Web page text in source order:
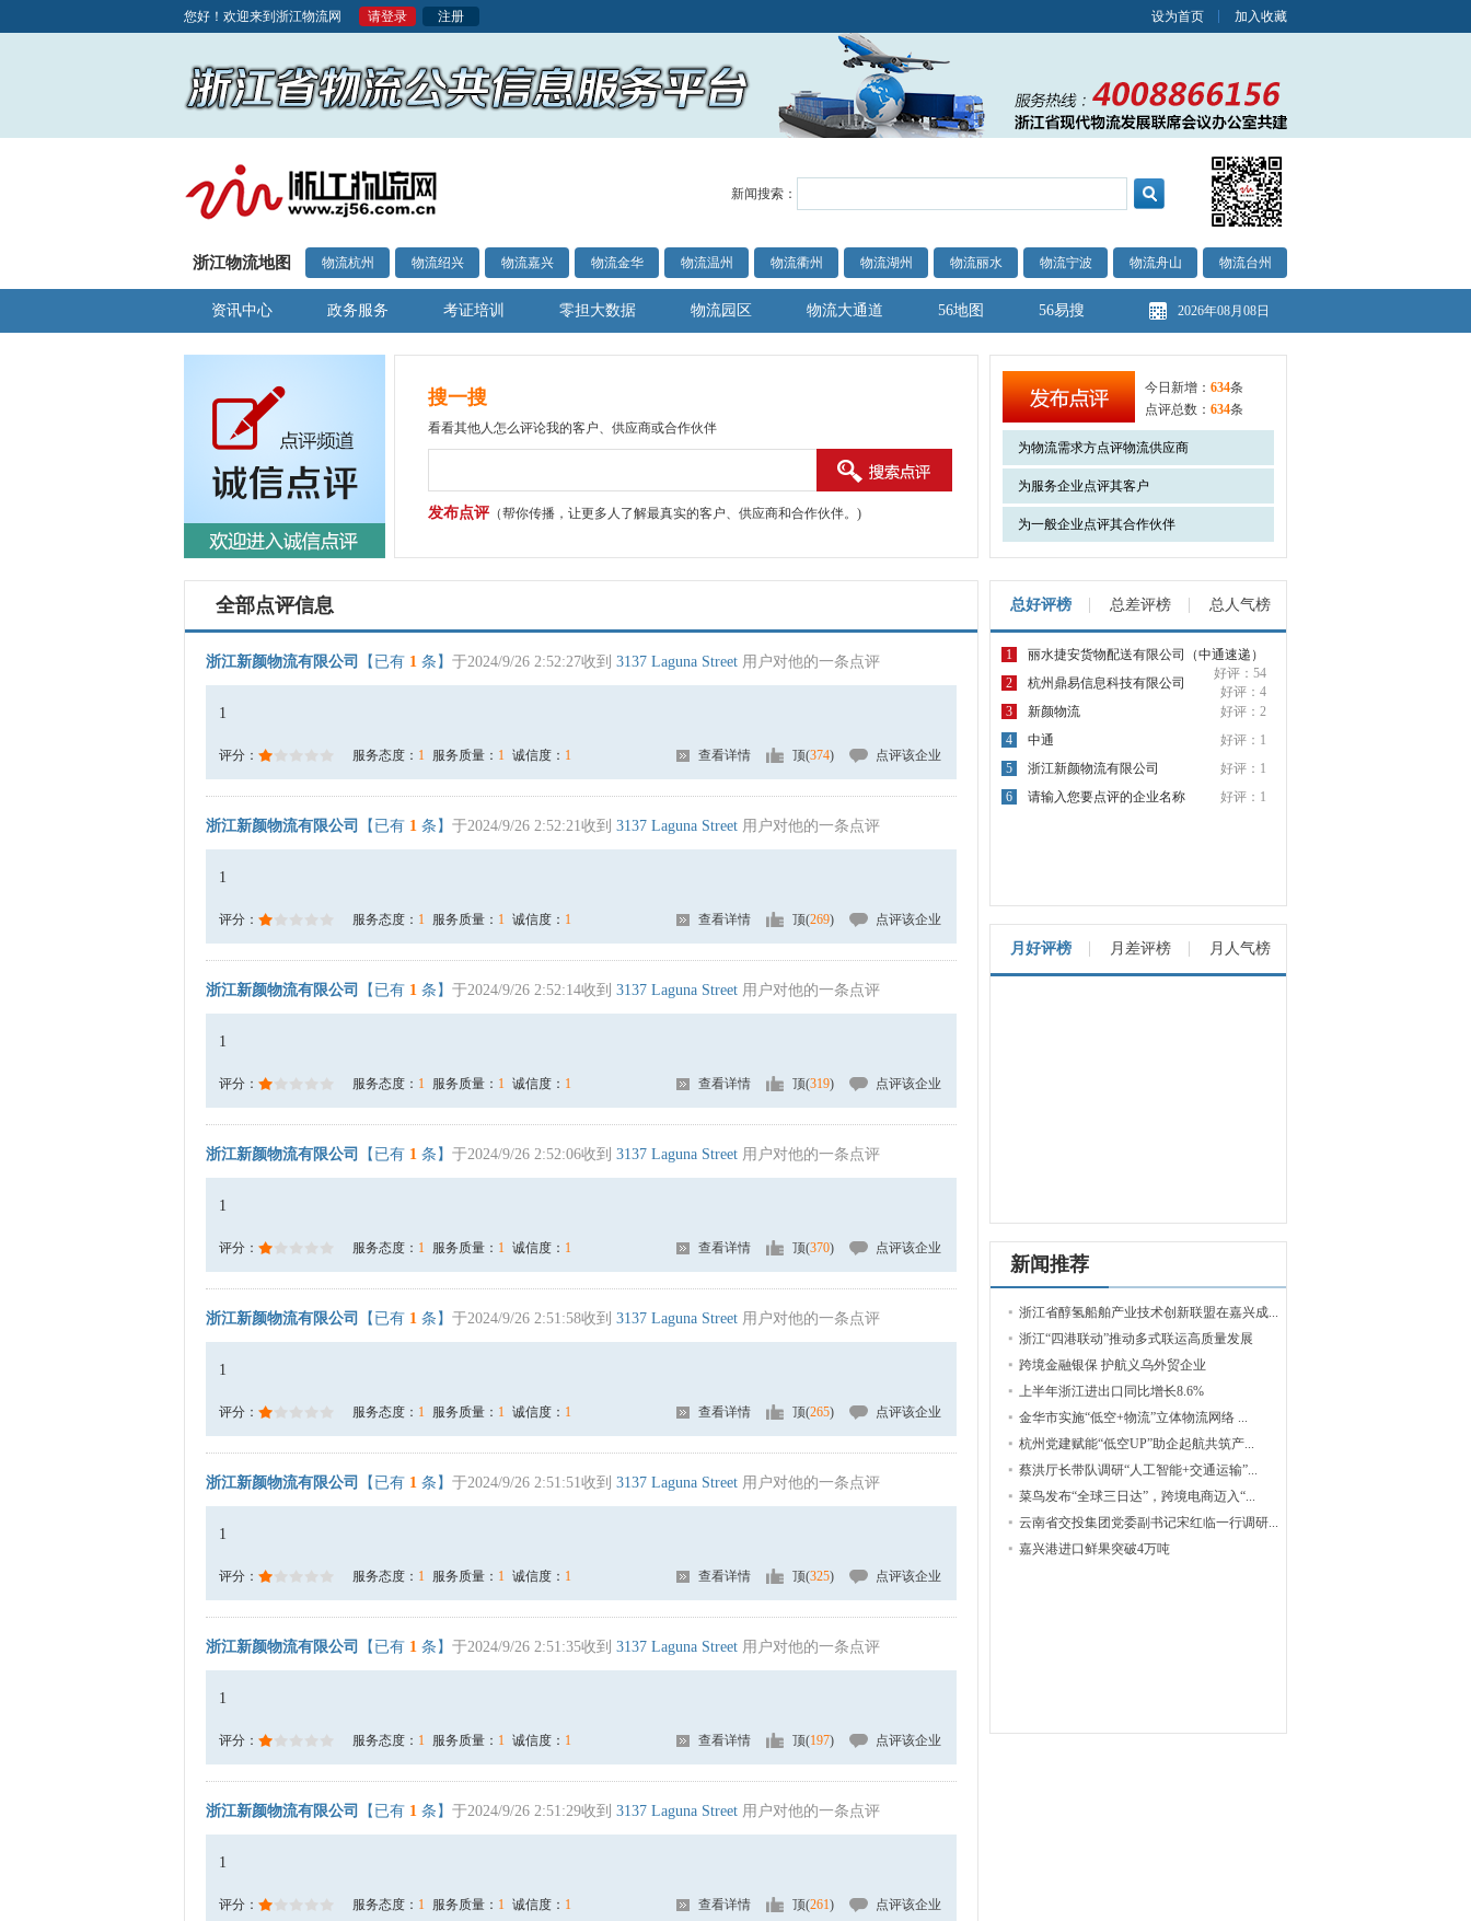
您好！欢迎来到浙江物流网 请登录 注册 设为首页 加入收藏
新闻搜索：
浙江物流地图 物流杭州 物流绍兴 物流嘉兴 物流金华 物流温州 物流衢州 物流湖州 物流丽水 物流宁波 物流舟山 物流台州
资讯中心 政务服务 考证培训 零担大数据 物流园区 物流大通道 56地图 56易搜 2026年08月08日
搜一搜
看看其他人怎么评论我的客户、供应商或合作伙伴
发布点评（帮你传播，让更多人了解最真实的客户、供应商和合作伙伴。)
今日新增： 634条
点评总数： 634条
为物流需求方点评物流供应商
为服务企业点评其客户
为一般企业点评其合作伙伴
全部点评信息
浙江新颜物流有限公司 【已有 1 条】 于2024/9/26 2:52:27收到 3137 Laguna Street 用户对他的一条点评
1
评分： 服务态度： 1 服务质量： 1 诚信度： 1 查看详情 顶(374) 点评该企业
浙江新颜物流有限公司 【已有 1 条】 于2024/9/26 2:52:21收到 3137 Laguna Street 用户对他的一条点评
1
评分： 服务态度： 1 服务质量： 1 诚信度： 1 查看详情 顶(269) 点评该企业
浙江新颜物流有限公司 【已有 1 条】 于2024/9/26 2:52:14收到 3137 Laguna Street 用户对他的一条点评
1
评分： 服务态度： 1 服务质量： 1 诚信度： 1 查看详情 顶(319) 点评该企业
浙江新颜物流有限公司 【已有 1 条】 于2024/9/26 2:52:06收到 3137 Laguna Street 用户对他的一条点评
1
评分： 服务态度： 1 服务质量： 1 诚信度： 1 查看详情 顶(370) 点评该企业
浙江新颜物流有限公司 【已有 1 条】 于2024/9/26 2:51:58收到 3137 Laguna Street 用户对他的一条点评
1
评分： 服务态度： 1 服务质量： 1 诚信度： 1 查看详情 顶(265) 点评该企业
浙江新颜物流有限公司 【已有 1 条】 于2024/9/26 2:51:51收到 3137 Laguna Street 用户对他的一条点评
1
评分： 服务态度： 1 服务质量： 1 诚信度： 1 查看详情 顶(325) 点评该企业
浙江新颜物流有限公司 【已有 1 条】 于2024/9/26 2:51:35收到 3137 Laguna Street 用户对他的一条点评
1
评分： 服务态度： 1 服务质量： 1 诚信度： 1 查看详情 顶(197) 点评该企业
浙江新颜物流有限公司 【已有 1 条】 于2024/9/26 2:51:29收到 3137 Laguna Street 用户对他的一条点评
1
评分： 服务态度： 1 服务质量： 1 诚信度： 1 查看详情 顶(261) 点评该企业
总好评榜 总差评榜 总人气榜
1
丽水捷安货物配送有限公司（中通速递）
好评：54
2 杭州鼎易信息科技有限公司
好评：4
3
新颜物流
好评：2
4
中通
好评：1
5
浙江新颜物流有限公司
好评：1
6
请输入您要点评的企业名称 好评：1
月好评榜 月差评榜 月人气榜
新闻推荐
浙江省醇氢船舶产业技术创新联盟在嘉兴成...
浙江“四港联动”推动多式联运高质量发展
跨境金融银保 护航义乌外贸企业
上半年浙江进出口同比增长8.6%
金华市实施“低空+物流”立体物流网络 ...
杭州党建赋能“低空UP”助企起航共筑产...
蔡洪厅长带队调研“人工智能+交通运输”...
菜鸟发布“全球三日达”，跨境电商迈入“...
云南省交投集团党委副书记宋红临一行调研...
嘉兴港进口鲜果突破4万吨